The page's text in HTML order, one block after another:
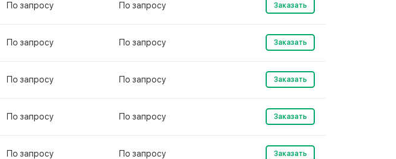
По запросу По запросу Заказать
По запросу По запросу Заказать
По запросу По запросу Заказать
По запросу По запросу Заказать
По запросу По запросу Заказать